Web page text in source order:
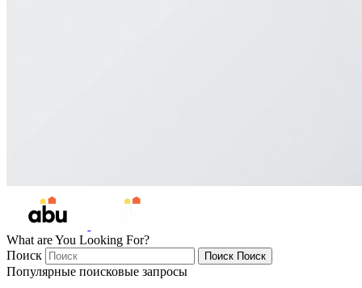
What are You Looking For?
Поиск
Поиск Поиск
Популярные поисковые запросы